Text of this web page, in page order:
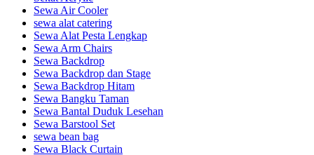
Sewa Air Cooler
sewa alat catering
Sewa Alat Pesta Lengkap
Sewa Arm Chairs
Sewa Backdrop
Sewa Backdrop dan Stage
Sewa Backdrop Hitam
Sewa Bangku Taman
Sewa Bantal Duduk Lesehan
Sewa Barstool Set
sewa bean bag
Sewa Black Curtain